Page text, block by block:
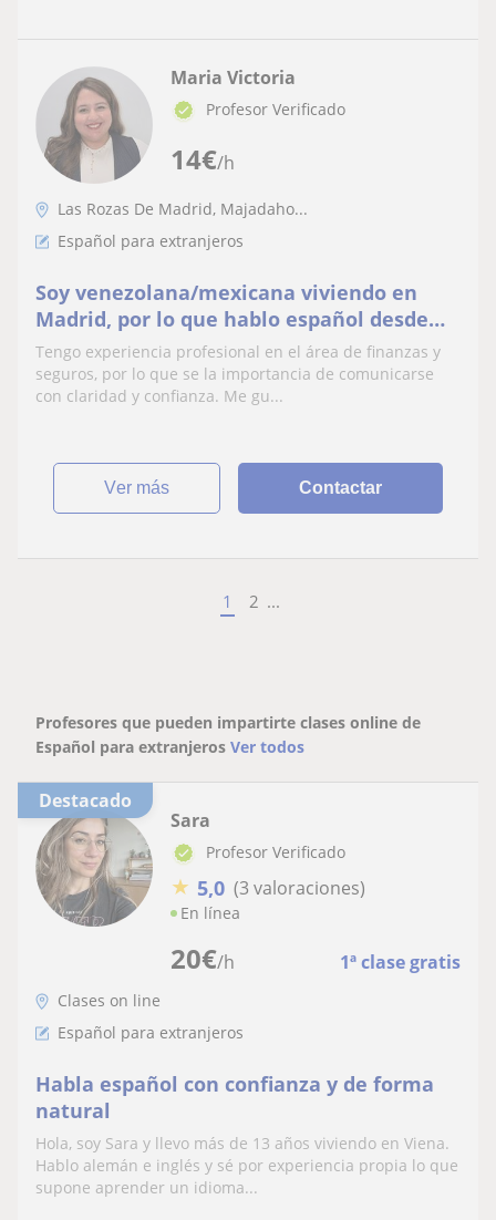
14€/h
Maria Victoria
Profesor Verificado
Las Rozas De Madrid, Majadaho...
Español para extranjeros
Soy venezolana/mexicana viviendo en
Madrid, por lo que hablo español desde
nacimiento, soy cercana paciente y
practica
Tengo experiencia profesional en el área de finanzas y
seguros, por lo que se la importancia de comunicarse
con claridad y confianza. Me gu...
ver más Contactar
1 2 ...
Profesores que pueden impartirte clases online de
Español para extranjeros Ver todos
Destacado
20€/h 1ª clase gratis
Sara
Profesor Verificado
★ 5,0 (3 valoraciones)
En línea
Clases on line
Español para extranjeros
Habla español con confianza y de forma
natural
Hola, soy Sara y llevo más de 13 años viviendo en Viena.
Hablo alemán e inglés y sé por experiencia propia lo que
supone aprender un idioma...